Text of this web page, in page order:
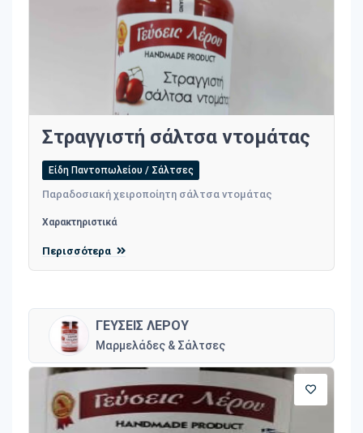
Στραγγιστή σάλτσα ντομάτας
Είδη Παντοπωλείου / Σάλτσες
Παραδοσιακή χειροποίητη σάλτσα ντομάτας
Χαρακτηριστικά
Περισσότερα
ΓΕΥΣΕΙΣ ΛΕΡΟΥ
Μαρμελάδες & Σάλτσες